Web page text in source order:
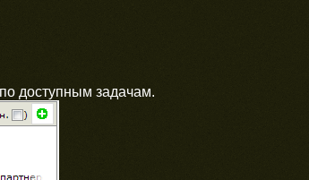
доступным задачам.